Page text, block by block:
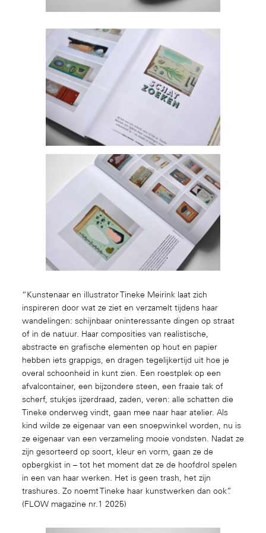
“Kunstenaar en illustrator Tineke Meirink laat zich
inspireren door wat ze ziet en verzamelt tijdens haar
wandelingen: schijnbaar oninteressante dingen op straat
of in de natuur. Haar composities van realistische,
abstracte en grafische elementen op hout en papier
hebben iets grappigs, en dragen tegelijkertijd uit hoe je
overal schoonheid in kunt zien. Een roestplek op een
afvalcontainer, een bijzondere steen, een fraaie tak of
scherf, stukjes ijzerdraad, zaden, veren: alle schatten die
Tineke onderweg vindt, gaan mee naar haar atelier. Als
kind wilde ze eigenaar van een snoepwinkel worden, nu is
ze eigenaar van een verzameling mooie vondsten. Nadat ze
zijn gesorteerd op soort, kleur en vorm, gaan ze de
opbergkist in – tot het moment dat ze de hoofdrol spelen
in een van haar werken. Het is geen trash, het zijn
trashures. Zo noemt Tineke haar kunstwerken dan ook”.
(FLOW magazine nr.1 2025)